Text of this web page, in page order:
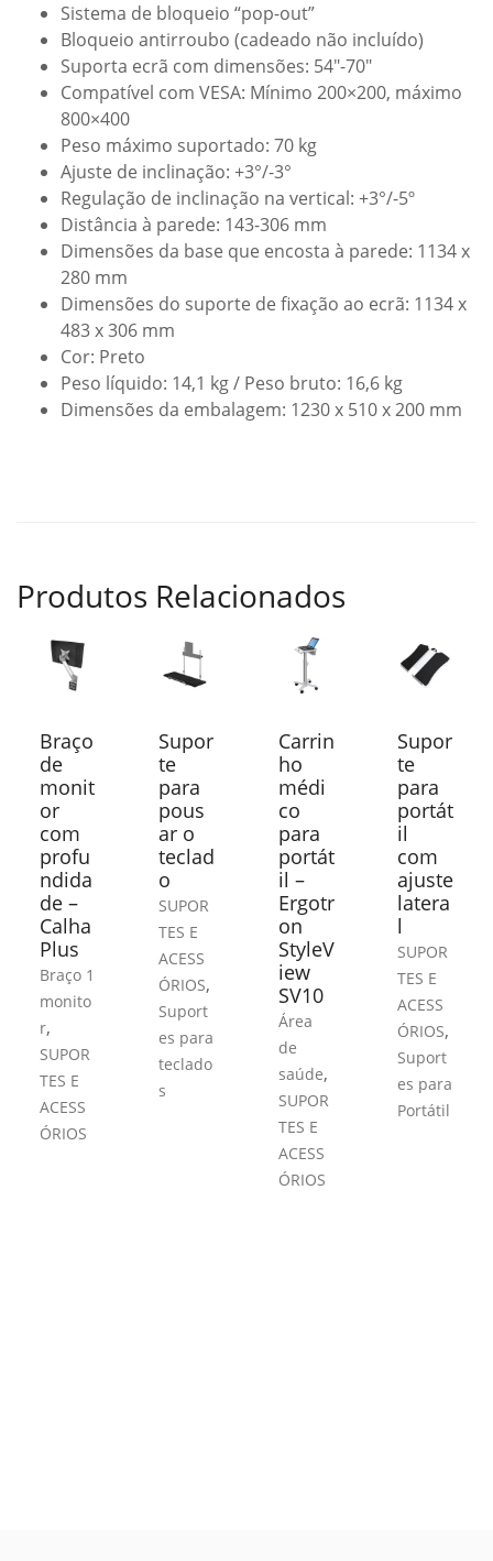
Sistema de bloqueio “pop-out”
Bloqueio antirroubo (cadeado não incluído)
Suporta ecrã com dimensões: 54″-70″
Compatível com VESA: Mínimo 200×200, máximo
800×400
Peso máximo suportado: 70 kg
Ajuste de inclinação: +3°/-3°
Regulação de inclinação na vertical: +3°/-5º
Distância à parede: 143-306 mm
Dimensões da base que encosta à parede: 1134 x
280 mm
Dimensões do suporte de fixação ao ecrã: 1134 x
483 x 306 mm
Cor: Preto
Peso líquido: 14,1 kg / Peso bruto: 16,6 kg
Dimensões da embalagem: 1230 x 510 x 200 mm
Produtos Relacionados
Braço
de
monit
or
com
profu
ndida
de –
Calha
Plus
Braço 1
monito
r,
SUPOR
TES E
ACESS
ÓRIOS
Supor
te
para
pous
ar o
teclad
o
SUPOR
TES E
ACESS
ÓRIOS,
Suport
es para
teclado
s
Carrin
ho
médi
co
para
portát
il –
Ergotr
on
StyleV
iew
SV10
Área
de
saúde,
SUPOR
TES E
ACESS
ÓRIOS
Supor
te
para
portát
il
com
ajuste
latera
l
SUPOR
TES E
ACESS
ÓRIOS,
Suport
es para
Portátil